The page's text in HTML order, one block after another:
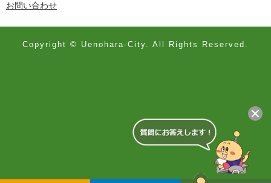
お問い合わせ
Copyright © Uenohara-City. All Rights Reserved.